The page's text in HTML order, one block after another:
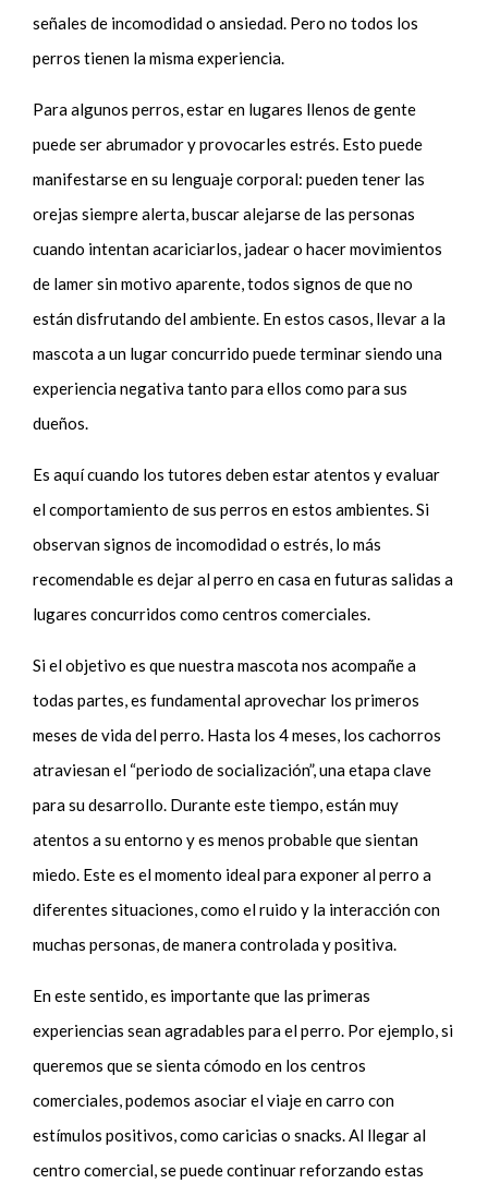
señales de incomodidad o ansiedad. Pero no todos los
perros tienen la misma experiencia.
Para algunos perros, estar en lugares llenos de gente
puede ser abrumador y provocarles estrés. Esto puede
manifestarse en su lenguaje corporal: pueden tener las
orejas siempre alerta, buscar alejarse de las personas
cuando intentan acariciarlos, jadear o hacer movimientos
de lamer sin motivo aparente, todos signos de que no
están disfrutando del ambiente. En estos casos, llevar a la
mascota a un lugar concurrido puede terminar siendo una
experiencia negativa tanto para ellos como para sus
dueños.
Es aquí cuando los tutores deben estar atentos y evaluar
el comportamiento de sus perros en estos ambientes. Si
observan signos de incomodidad o estrés, lo más
recomendable es dejar al perro en casa en futuras salidas a
lugares concurridos como centros comerciales.
Si el objetivo es que nuestra mascota nos acompañe a
todas partes, es fundamental aprovechar los primeros
meses de vida del perro. Hasta los 4 meses, los cachorros
atraviesan el “periodo de socialización”, una etapa clave
para su desarrollo. Durante este tiempo, están muy
atentos a su entorno y es menos probable que sientan
miedo. Este es el momento ideal para exponer al perro a
diferentes situaciones, como el ruido y la interacción con
muchas personas, de manera controlada y positiva.
En este sentido, es importante que las primeras
experiencias sean agradables para el perro. Por ejemplo, si
queremos que se sienta cómodo en los centros
comerciales, podemos asociar el viaje en carro con
estímulos positivos, como caricias o snacks. Al llegar al
centro comercial, se puede continuar reforzando estas